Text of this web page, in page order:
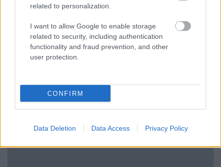
related to personalization.
I want to allow Google to enable storage
related to security, including authentication
functionality and fraud prevention, and other
user protection.
CONFIRM
Data Deletion Data Access Privacy Policy
Minden idők legjövedelmezőbbje és
gyorsmérleg
2026. júl. 20.